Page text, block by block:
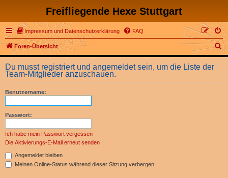
Freifliegende Hexe Stuttgart
Impressum und Datenschutzerklärung FAQ
Foren-Übersicht
S
u
h
Du musst registriert und angemeldet sein, um die Liste der
Team-Mitglieder anzuschauen.
Benutzername:
Passwort:
Ich habe mein Passwort vergessen
Die Aktivierungs-E-Mail erneut senden
Angemeldet bleiben
Meinen Online-Status während dieser Sitzung verbergen